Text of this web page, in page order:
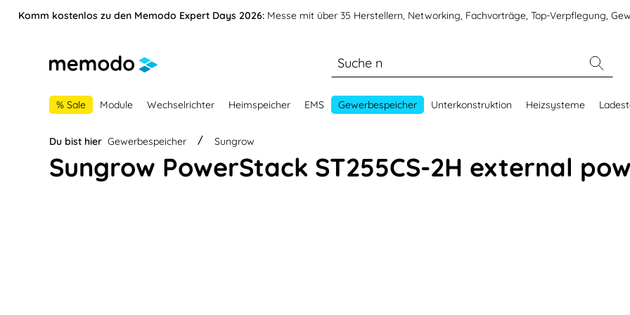
springen Zur Navigation der B2B-Plattform springen
Komm kostenlos zu den Memodo Expert Days 2026: Messe mit über 35 Herstellern, Networking, Fachvorträge, Top-Verpflegung,
% Sale Module Wechselrichter Heimspeicher EMS Gewerbespeicher Unterkonstruktion Heizsysteme
Du bist hier Gewerbespeicher Sungrow
Sungrow PowerStack ST255CS-2H external